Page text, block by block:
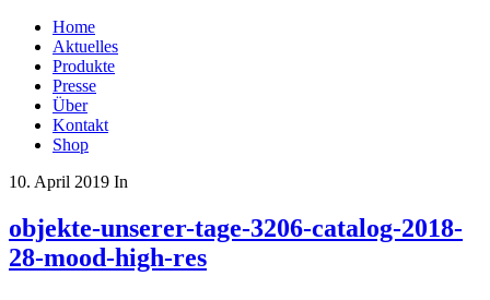
Home
Aktuelles
Produkte
Presse
Über
Kontakt
Shop
10. April 2019 In
objekte-unserer-tage-3206-catalog-2018-
28-mood-high-res